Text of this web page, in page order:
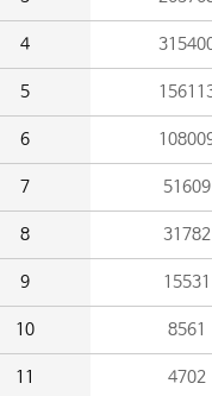
4
5
6
7 51609
8 31782
9 15531
10 8561
11 4702